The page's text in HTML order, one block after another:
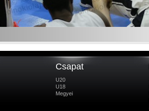
Csapat
U20
U18
Megyei